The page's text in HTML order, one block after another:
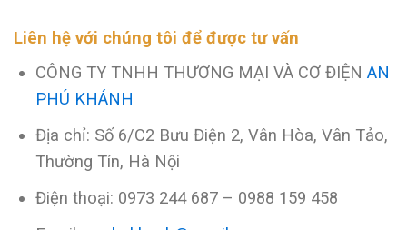
Liên hệ với chúng tôi để được tư vấn
CÔNG TY TNHH THƯƠNG MẠI VÀ CƠ ĐIỆN AN
PHÚ KHÁNH
Địa chỉ: Số 6/C2 Bưu Điện 2, Vân Hòa, Vân Tảo,
Thường Tín, Hà Nội
Điện thoại: 0973 244 687 – 0988 159 458